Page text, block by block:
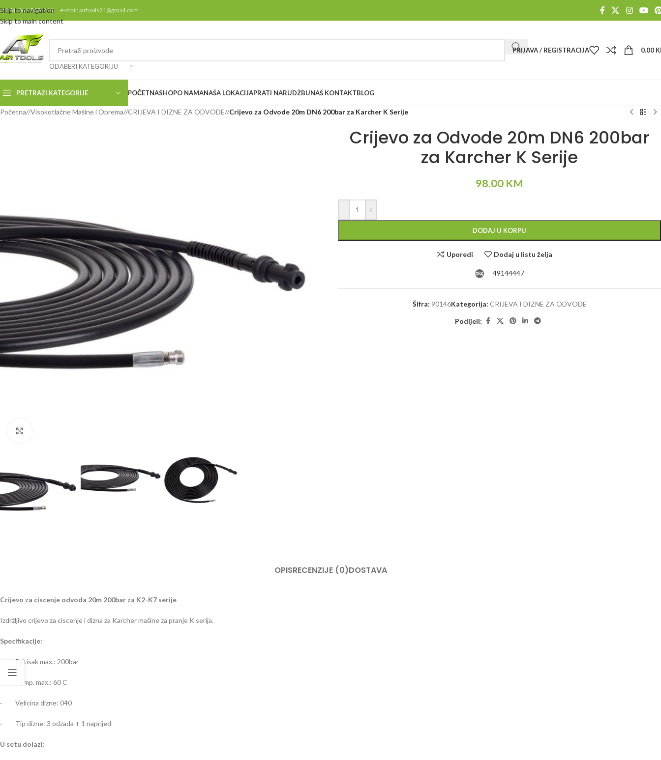
Skip to navigation
Skip to main content
061/808-244 e-mail: airtools21@gmail.com
ODABERI KATEGORIJU
PRIJAVA / REGISTRACIJA 0.00
PRETRAŽI KATEGORIJE POČETNASHOPO NAMANAŠA LOKACIJAPRATI NARUDŽBUNAŠ KONTAKTBLOG
Početna/ Visokotlačne Mašine i Oprema/ CRIJEVA I DIZNE ZA ODVODE/ Crijevo za Odvode 20m DN6 200bar za Karcher K Serije
Crijevo za Odvode 20m DN6 200bar
za Karcher K Serije
98.00 KM
- +
DODAJ U KORPU
Uporedi Dodaj u listu želja
49144447
Šifra: 90146Kategorija: CRIJEVA I DIZNE ZA ODVODE
Podijeli:
OPISRECENZIJE (0)DOSTAVA
Crijevo za ciscenje odvoda 20m 200bar za K2-K7 serije
Izdržljivo crijevo za ciscenje i dizna za Karcher mašine za pranje K serija.
Specifikacije:
· Pritisak max.: 200bar
· Temp. max.: 60 C
· Velicina dizne: 040
· Tip dizne: 3 odzada + 1 naprijed
U setu dolazi: